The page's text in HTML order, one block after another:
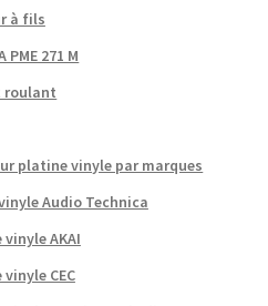
à fils
271 M
roulant
platine vinyle par marques
Audio Technica
AKAI
CEC